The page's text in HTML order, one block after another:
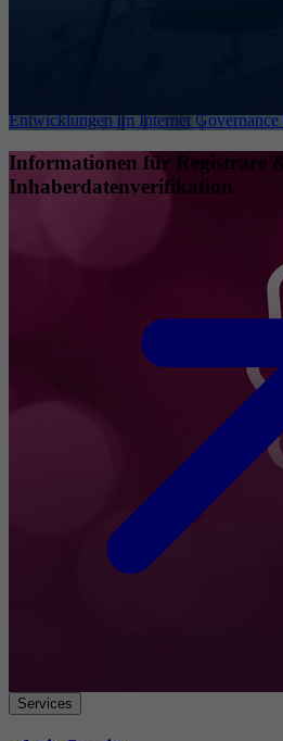
Entwicklungen im Internet
Informationen für Registrare &
Inhaberdatenverifikation
Services